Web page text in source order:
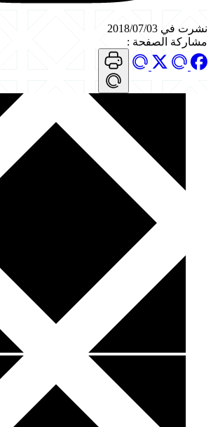
نشرت في 2018/07/03
مشاركة الصفحة :